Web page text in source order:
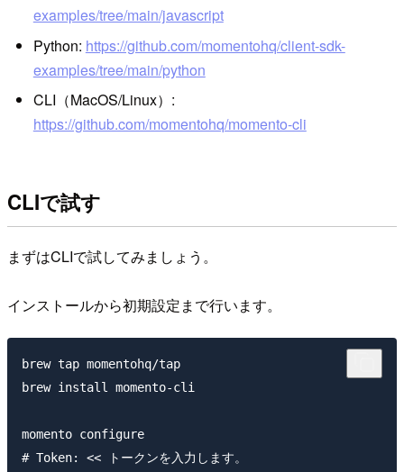
examples/tree/main/javascript
Python: https://github.com/momentohq/client-sdk-
examples/tree/main/python
CLI（MacOS/Linux）:
https://github.com/momentohq/momento-cli
CLIで試す
まずはCLIで試してみましょう。
インストールから初期設定まで行います。
brew tap momentohq/tap
brew install momento-cli
momento configure
# Token: << トークンを入力します。